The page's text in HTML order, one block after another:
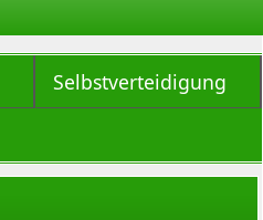
Selbstverteidigung